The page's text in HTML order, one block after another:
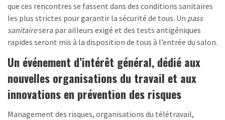
que ces rencontres se fassent dans des conditions sanitaires
les plus strictes pour garantir la sécurité de tous. Un pass
sanitairesera par ailleurs exigé et des tests antigéniques
rapides seront mis à la disposition de tous à l’entrée du salon.
Un événement d’intérêt général, dédié aux
nouvelles organisations du travail et aux
innovations en prévention des risques
Management des risques, organisations du télétravail,